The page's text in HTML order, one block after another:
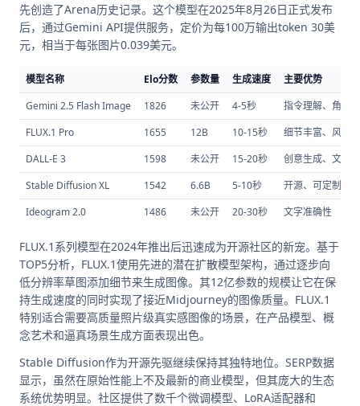
先创造了Arena历史记录。这个模型在2025年8月26日正式发布
后，通过Gemini API提供服务，定价为每100万输出token 30美
元，相当于每张图片0.039美元。
模型名称 Elo分数 参数量 生成速度
主要优势
Gemini 2.5 Flash Image
1826 未公开 4-5秒
指令理解、角色
FLUX.1 Pro
1655 12B 10-15秒
细节丰富、风格
DALL-E 3
1598 未公开 15-20秒
创意生成、文字
Stable Diffusion XL
1542 6.6B 5-10秒
开源、可定制
Ideogram 2.0
1486 未公开 20-30秒 文字准确性
FLUX.1系列模型在2024年推出后迅速成为开源社区的新宠。基于
TOP5分析，FLUX.1使用先进的潜在扩散模型架构，通过逐步向
低分辨率草图添加细节来生成图像。其12亿参数的规模让它在保
持生成速度的同时实现了接近Midjourney的图像质量。FLUX.1
特别适合需要高质量照片级真实感图像的场景，在产品模型、概
念艺术和逼真场景生成方面表现出色。
Stable Diffusion作为开源先驱继续保持其独特地位。SERP数据
显示，虽然在原始性能上不及最新的商业模型，但其庞大的生态
系统优势明显。社区提供了数千个微调模型、LoRA适配器和